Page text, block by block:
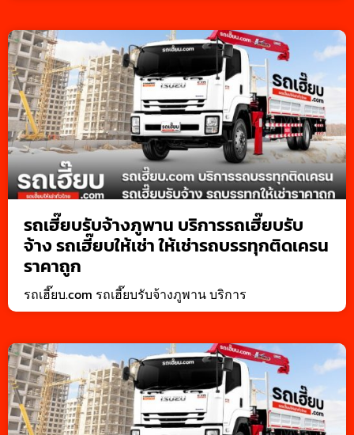
รถเฮี๊ยบรับจ้างภูพาน บริการรถเฮี๊ยบรับ
จ้าง รถเฮี๊ยบให้เช่า ให้เช่ารถบรรทุกติดเครน
ราคาถูก
รถเฮี๊ยบ.com รถเฮี๊ยบรับจ้างภูพาน บริการ